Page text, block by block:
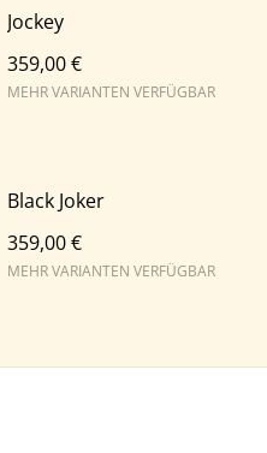
Jockey
359,00 €
MEHR VARIANTEN VERFÜGBAR
Black Joker
359,00 €
MEHR VARIANTEN VERFÜGBAR